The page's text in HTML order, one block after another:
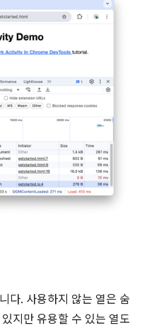
다. 사용하지 않는 열은 숨
지만 유용할 수 있는 열도